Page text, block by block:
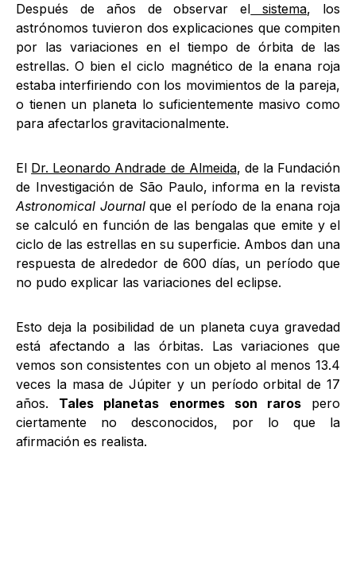
Después de años de observar el sistema, los
astrónomos tuvieron dos explicaciones que compiten
por las variaciones en el tiempo de órbita de las
estrellas. O bien el ciclo magnético de la enana roja
estaba interfiriendo con los movimientos de la pareja,
o tienen un planeta lo suficientemente masivo como
para afectarlos gravitacionalmente.
El Dr. Leonardo Andrade de Almeida, de la Fundación
de Investigación de São Paulo, informa en la revista
Astronomical Journalque el período de la enana roja
se calculó en función de las bengalas que emite y el
ciclo de las estrellas en su superficie. Ambos dan una
respuesta de alrededor de 600 días, un período que
no pudo explicar las variaciones del eclipse.
Esto deja la posibilidad de un planeta cuya gravedad
está afectando a las órbitas. Las variaciones que
vemos son consistentes con un objeto al menos 13.4
veces la masa de Júpiter y un período orbital de 17
años. Tales planetas enormes son rarospero
ciertamente no desconocidos, por lo que la
afirmación es realista.